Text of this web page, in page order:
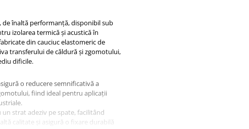
înaltă performanță, disponibil sub
izolarea termică și acustică în
din cauciuc elastomeric de
transferului de căldură și zgomotului,
dificile.
o reducere semnificativă a
fiind ideal pentru aplicații
strat adeziv pe spate, facilitând
calitate și asigură o fixare durabilă